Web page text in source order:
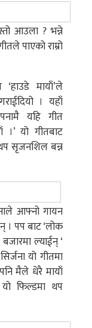
आउला ? भन्ने
पाएको राम्रो
मायाँ’ले
। यहाँ
यहि गीत
।’ यो गीतबाट
सृजनशिल बन्न
आफ्नो गायन
। पप बाट ‘लोक
ल्याईन् ‘
यो गीतमा
मैले धेरै मायाँ
फिल्डमा थप